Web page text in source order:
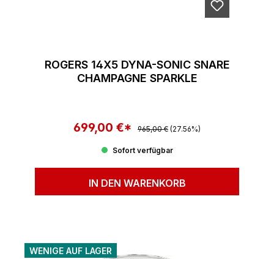
ROGERS 14X5 DYNA-SONIC SNARE
CHAMPAGNE SPARKLE
Verkaufspreis:
699,00 €* Regulärer Preis:
965,00 € (27.56%)
Sofort verfügbar
IN DEN WARENKORB
WENIGE AUF LAGER